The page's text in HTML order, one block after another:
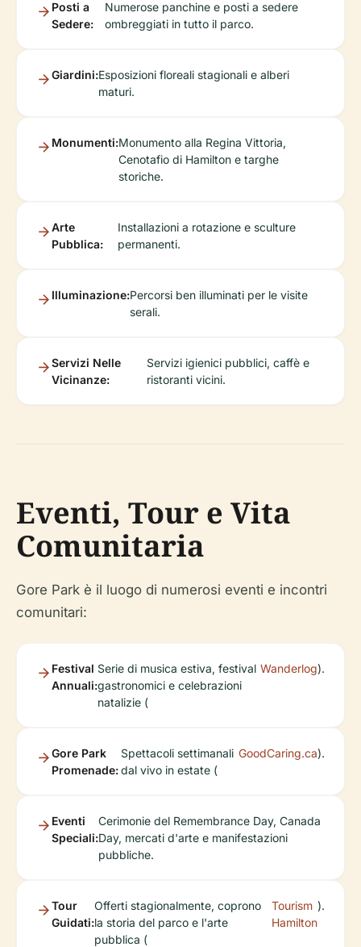
Posti a
Sedere:
Numerose panchine e posti a sedere
ombreggiati in tutto il parco.
Giardini:Esposizioni floreali stagionali e alberi
maturi.
Monumenti:Monumento alla Regina Vittoria,
Cenotafio di Hamilton e targhe
storiche.
Arte
Pubblica:
Installazioni a rotazione e sculture
permanenti.
Illuminazione:Percorsi ben illuminati per le visite
serali.
Servizi Nelle
Vicinanze:
Servizi igienici pubblici, caffè e
ristoranti vicini.
Eventi, Tour e Vita
Comunitaria
Gore Park è il luogo di numerosi eventi e incontri
comunitari:
Festival
Annuali:
Serie di musica estiva, festival
gastronomici e celebrazioni
natalizie (
Wanderlog).
Gore Park
Promenade:
Spettacoli settimanali
dal vivo in estate (
GoodCaring.ca).
Eventi
Speciali:
Cerimonie del Remembrance Day, Canada
Day, mercati d'arte e manifestazioni
pubbliche.
Tour
Guidati:
Offerti stagionalmente, coprono
la storia del parco e l'arte
pubblica (
Tourism
Hamilton
).